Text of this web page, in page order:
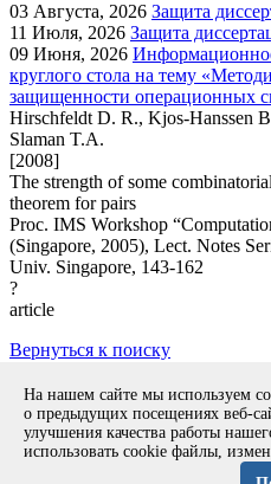
03 Августа, 2026 Защита
11 Июля, 2026 Защита
09 Июня, 2026
круглого стола на тему
защищенности операционных
Hirschfeldt D. R., Kjos-Hanssen
Slaman T.A.
[2008]
The strength of some
theorem for pairs
Proc. IMS Workshop
(Singapore, 2005), Lect. Notes
Univ. Singapore, 143-162
?
article
Вернуться к поиску
Copyright © 1994-2026 ИСП
Солженицына, дом 25.
Разработка безопасного
Продолжая использовать наш
обработку файлов cookies и
На нашем сайте мы используем
о предыдущих посещениях веб-
улучшения качества работы
использовать cookie файлы,